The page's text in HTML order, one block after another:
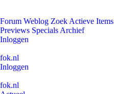
Forum Weblog Zoek Actieve Items
Previews Specials Archief
Inloggen
fok.nl
Inloggen
fok.nl